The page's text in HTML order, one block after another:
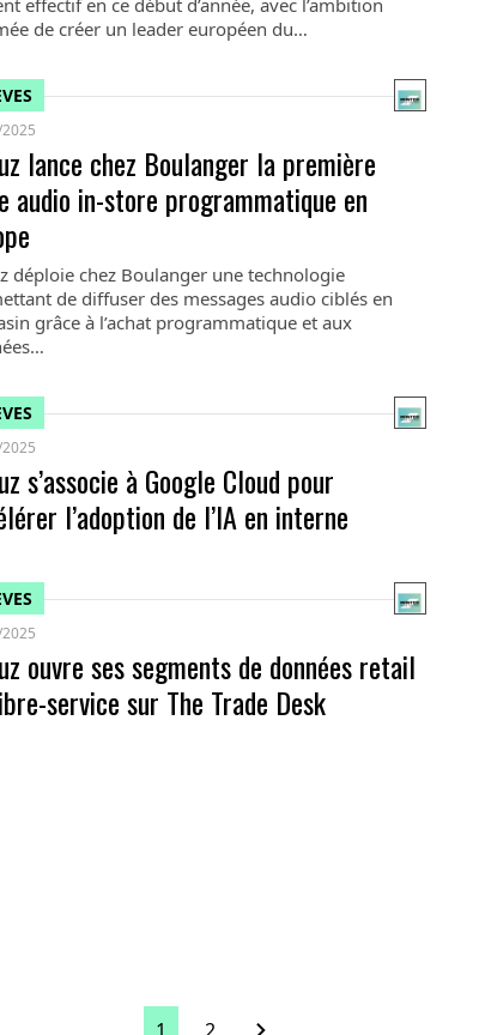
effectif en ce début d’année, avec l’ambition
de créer un leader européen du…
lance chez Boulanger la première
audio in-store programmatique en
déploie chez Boulanger une technologie
de diffuser des messages audio ciblés en
grâce à l’achat programmatique et aux
s’associe à Google Cloud pour
l’adoption de l’IA en interne
ouvre ses segments de données retail
service sur The Trade Desk